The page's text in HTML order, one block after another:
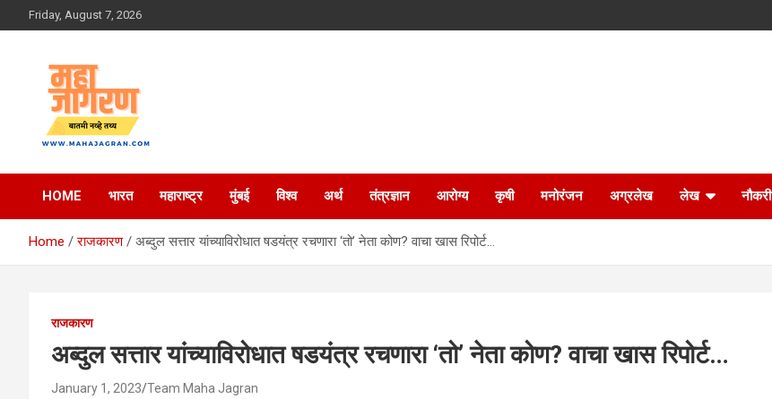
to
Friday, August 7, 2026
महा जागरण
HOME भारत महाराष्ट्र मुंबई विश्व अर्थ तंत्रज्ञान आरोग्य कृषी मनोरंजन अग्रलेख लेख नौकरी
Home राजकारण अब्दुल सत्तार यांच्याविरोधात षडयंत्र रचणारा ‘तो’ नेता कोण? वाचा खास रिपोर्ट…
राजकारण
अब्दुल सत्तार यांच्याविरोधात षडयंत्र रचणारा ‘तो’ नेता कोण? वाचा खास रिपोर्ट…
January 1, 2023 Team Maha Jagran